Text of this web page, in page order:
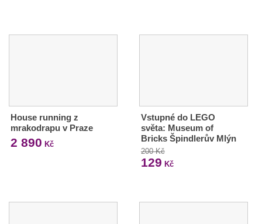
House running z
mrakodrapu v Praze
2 890 Kč
Vstupné do LEGO
světa: Museum of
Bricks Špindlerův Mlýn
200 Kč
129 Kč